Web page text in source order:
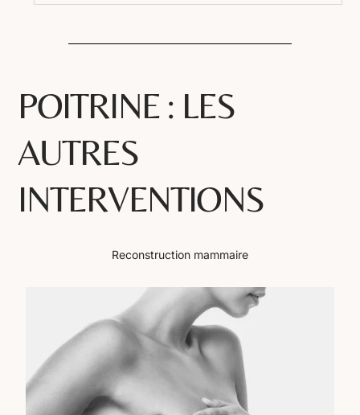
POITRINE : LES
AUTRES
INTERVENTIONS
Reconstruction mammaire